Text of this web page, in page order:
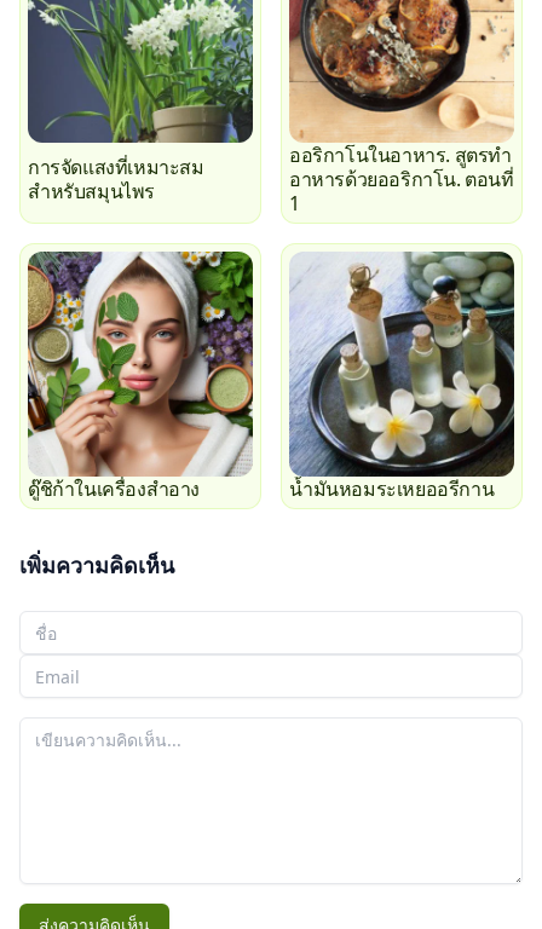
การจัดแสงที่เหมาะสม
สำหรับสมุนไพร
ออริกาโนในอาหาร. สูตรทำ
อาหารด้วยออริกาโน. ตอนที่
1
ดู๊ชิก้าในเครื่องสำอาง น้ำมันหอมระเหยออรีกาน
เพิ่มความคิดเห็น
ชื่อของคุณ
อีเมลของคุณ
ความคิดเห็นของคุณ